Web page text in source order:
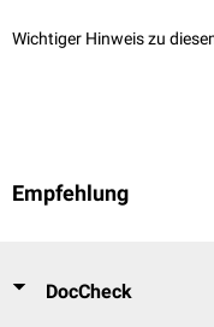
08.03.2020
Stephen M. Reed,
Wichtiger Hinweis zu
Empfehlung
DocCheck